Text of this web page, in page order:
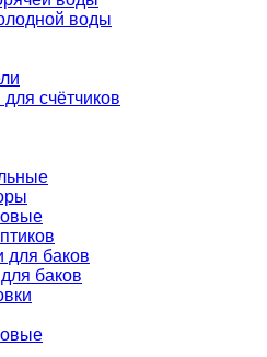
воды
счётчиков
для баков
баков